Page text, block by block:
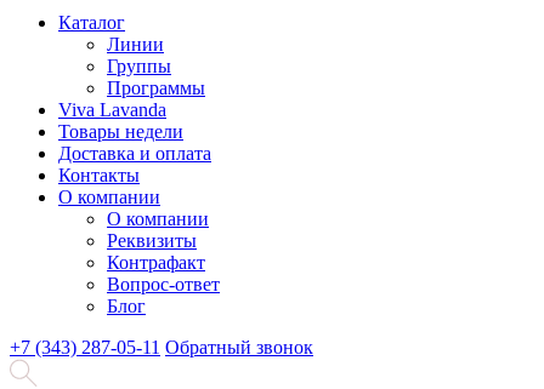
Каталог
Линии
Группы
Программы
Viva Lavanda
Товары недели
Доставка и оплата
Контакты
О компании
О компании
Реквизиты
Контрафакт
Вопрос-ответ
Блог
+7 (343) 287-05-11 Обратный звонок